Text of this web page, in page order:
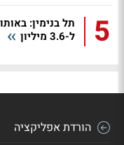
5
ל-3.6 מיליון
הורדת אפליקציה